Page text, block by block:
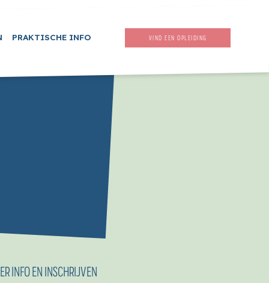
PRAKTISCHE INFO VIND EEN OPLEIDING
INFO EN INSCHRIJVEN